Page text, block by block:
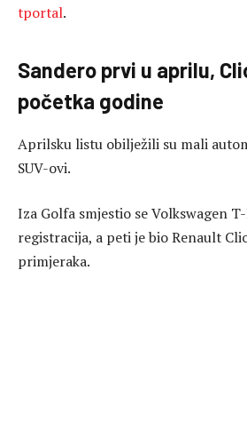
tportal.
Sandero prvi u aprilu,
početka godine
Aprilsku listu obilježili su mali
SUV-ovi.
Iza Golfa smjestio se Volkswagen T-
registracija, a peti je bio Renault
primjeraka.